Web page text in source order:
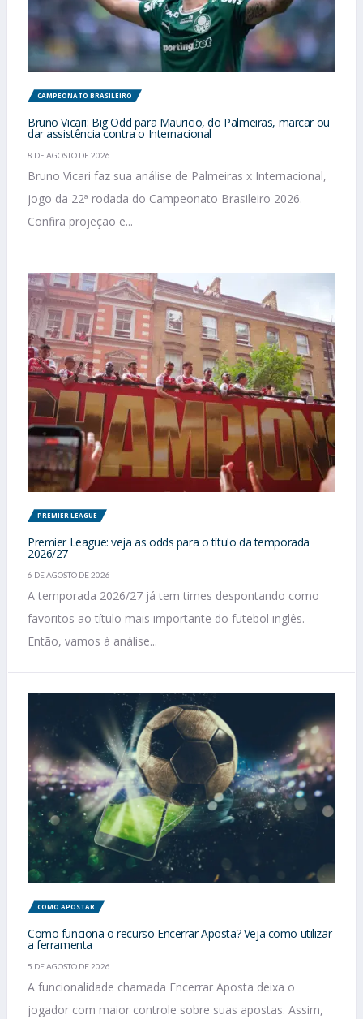
CAMPEONATO BRASILEIRO
Bruno Vicari: Big Odd para Mauricio, do Palmeiras, marcar ou
dar assistência contra o Internacional
8 DE AGOSTO DE 2026
Bruno Vicari faz sua análise de Palmeiras x Internacional,
jogo da 22ª rodada do Campeonato Brasileiro 2026.
Confira projeção e...
PREMIER LEAGUE
Premier League: veja as odds para o título da temporada
2026/27
6 DE AGOSTO DE 2026
A temporada 2026/27 já tem times despontando como
favoritos ao título mais importante do futebol inglês.
Então, vamos à análise...
COMO APOSTAR
Como funciona o recurso Encerrar Aposta? Veja como utilizar
a ferramenta
5 DE AGOSTO DE 2026
A funcionalidade chamada Encerrar Aposta deixa o
jogador com maior controle sobre suas apostas. Assim,